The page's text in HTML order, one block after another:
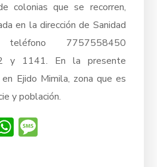
colonias que se recorren,
en la dirección de Sanidad
7757558450
y 1141. En la presente
Ejido Mimila, zona que es
y población.
WhatsApp